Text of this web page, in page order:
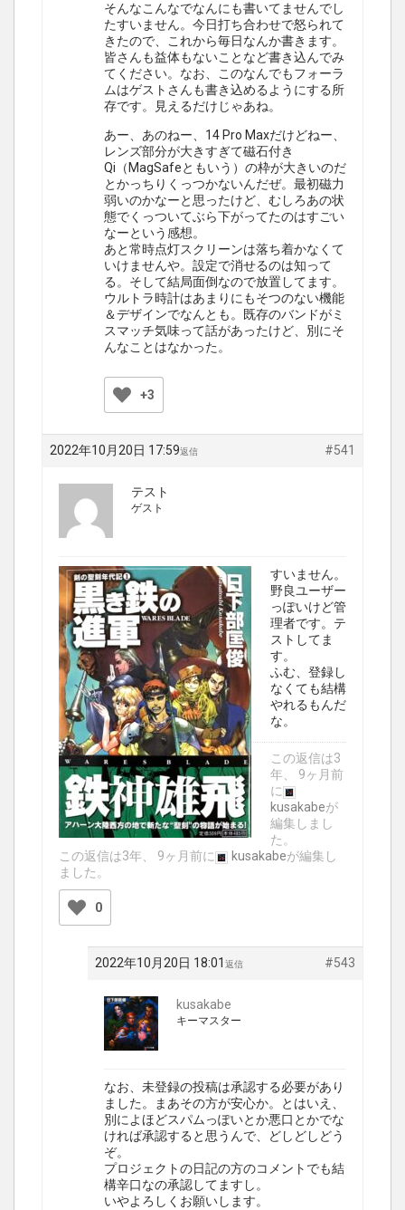
そんなこんなでなんにも書いてませんでし
たすいません。今日打ち合わせで怒られて
きたので、これから毎日なんか書きます。
皆さんも益体もないことなど書き込んでみ
てください。なお、このなんでもフォーラ
ムはゲストさんも書き込めるようにする所
存です。見えるだけじゃあね。
あー、あのねー、14 Pro Maxだけどねー、
レンズ部分が大きすぎて磁石付き
Qi（MagSafeともいう）の枠が大きいのだ
とかっちりくっつかないんだぜ。最初磁力
弱いのかなーと思ったけど、むしろあの状
態でくっついてぶら下がってたのはすごい
なーという感想。
あと常時点灯スクリーンは落ち着かなくて
いけませんや。設定で消せるのは知って
る。そして結局面倒なので放置してます。
ウルトラ時計はあまりにもそつのない機能
＆デザインでなんとも。既存のバンドがミ
スマッチ気味って話があったけど、別にそ
んなことはなかった。
+3
2022年10月20日 17:59 #541
返信
テスト
ゲスト
すいません。
野良ユーザー
っぽいけど管
理者です。テ
ストしてま
す。
ふむ、登録し
なくても結構
やれるもんだ
な。
この返信は3
年、 9ヶ月前
に
kusakabeが
編集しまし
た。
この返信は3年、 9ヶ月前に
kusakabeが編集し
ました。
0
2022年10月20日 18:01 #543
返信
kusakabe
キーマスター
なお、未登録の投稿は承認する必要があり
ました。まあその方が安心か。とはいえ、
別によほどスパムっぽいとか悪口とかでな
ければ承認すると思うんで、どしどしどう
ぞ。
プロジェクトの日記の方のコメントでも結
構辛口なの承認してますし。
いやよろしくお願いします。